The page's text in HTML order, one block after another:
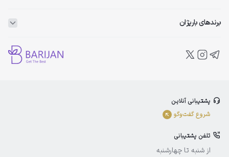
برندهای باریژان
ویتالیر
الوینا
آیسول
پشتیبانی آنلاین
شروع گفت‌و‌گو
تلفن پشتیبانی
از شنبه تا چهارشنبه